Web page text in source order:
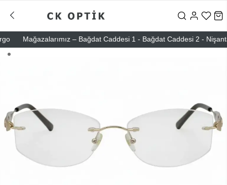
Mağazalarımız – Bağdat Caddesi 1 - Bağdat Caddesi 2 -